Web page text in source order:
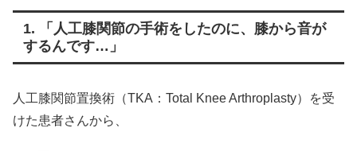
1. 「人工膝関節の手術をしたのに、膝から音が
するんです…」
人工膝関節置換術（TKA：Total Knee Arthroplasty）を受
けた患者さんから、